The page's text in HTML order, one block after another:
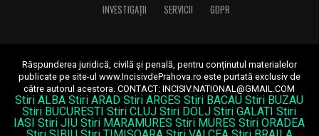
INVESTIGAȚII
SERVICII GDPR
Răspunderea juridică, civilă și penală, pentru conținutul materialelor
publicate pe site-ul www.IncisivdePrahova.ro este purtată exclusiv de
către autorul acestora.CONTACT: INCISIV.NATIONAL@GMAIL.COM
Stiri ALBA Stiri ARAD Stiri ARGES Stiri BACAU Stiri BUZAU
Stiri BUCURESTI Stiri CLUJ Stiri DOLJ Stiri GALATI Stiri
IASI Stiri JIU Stiri MARAMURES Stiri MURES Stiri ORADEA